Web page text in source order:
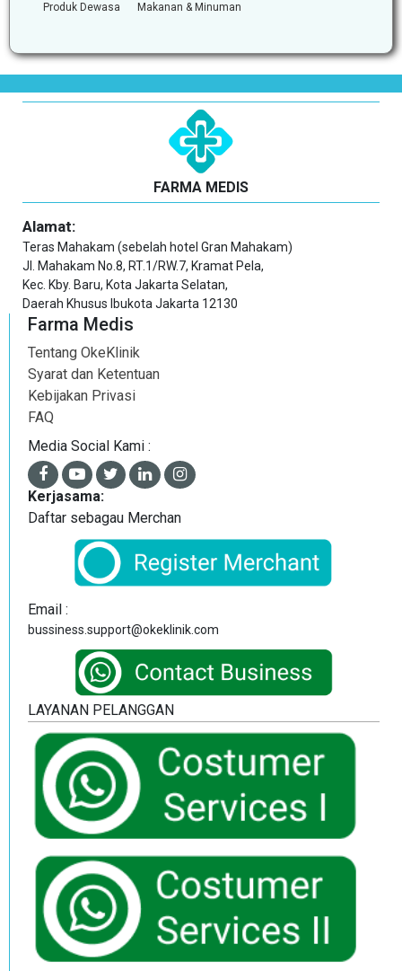
Produk Dewasa Makanan & Minuman
FARMA MEDIS
Alamat:
Teras Mahakam (sebelah hotel Gran Mahakam)
Jl. Mahakam No.8, RT.1/RW.7, Kramat Pela,
Kec. Kby. Baru, Kota Jakarta Selatan,
Daerah Khusus Ibukota Jakarta 12130
Farma Medis
Tentang OkeKlinik
Syarat dan Ketentuan
Kebijakan Privasi
FAQ
Media Social Kami :
Kerjasama:
Daftar sebagau Merchan
Email :
bussiness.support@okeklinik.com
LAYANAN PELANGGAN